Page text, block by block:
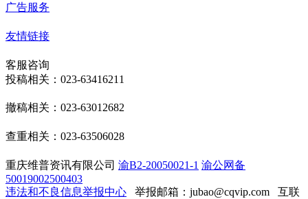
广告服务
友情链接
客服咨询
投稿相关：023-63416211
撤稿相关：023-63012682
查重相关：023-63506028
重庆维普资讯有限公司 渝B2-20050021-1 渝公网备
50019002500403
违法和不良信息举报中心 举报邮箱：jubao@cqvip.com 互联